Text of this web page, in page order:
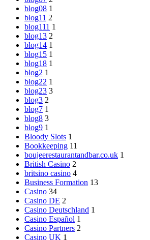
blog08 1
blog11 2
blog111 1
blog13 2
blog14 1
blog15 1
blog18 1
blog2 1
blog22 1
blog23 3
blog3 2
blog7 1
blog8 3
blog9 1
Bloody Slots 1
Bookkeeping 11
boujeerestaurantandbar.co.uk 1
British Casino 2
britsino casino 4
Business Formation 13
Casino 34
Casino DE 2
Casino Deutschland 1
Casino Español 1
Casino Partners 2
Casino UK 1